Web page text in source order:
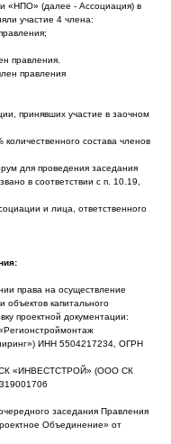
«НПО» (далее - Ассоциация) в
участие 4 члена:
правления.
правления
принявших участие в заочном
состава членов
для проведения заседания
в соответствии с п. 10.19,
и лица, ответственного
права на осуществление
объектов капитального
проектной документации:
ИНН 5504217234, ОГРН
СК «ИНВЕСТСТРОЙ» (ООО СК
заседания Правления
Объединение» от